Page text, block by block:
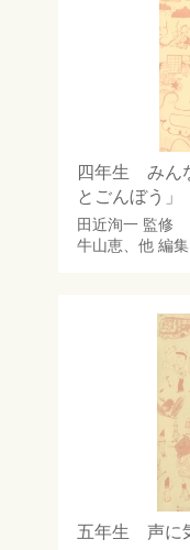
四年生 みん
とごんぼう
田近洵一監修
牛山恵、他 編集
五年生 声に